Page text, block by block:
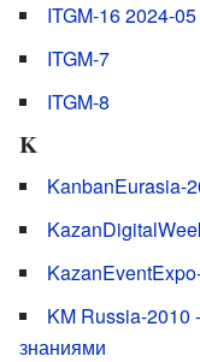
ITGM-16 2024-05
ITGM-7
ITGM-8
K
KanbanEurasia-
KM Russia-
знаниями